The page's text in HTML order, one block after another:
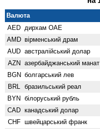
Валюта
AED дирхам ОАЕ
AMD вiрменський драм
AUD австралійський долар
AZN азербайджанський манат
BGN болгарський лев
BRL бразильський реал
BYN білоруський рубль
CAD канадський долар
CHF швейцарський франк